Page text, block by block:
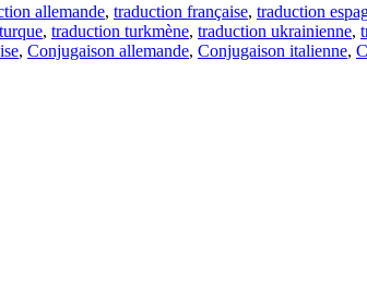
allemande, traduction française, traduction
, traduction turkmène, traduction ukrainienne,
, Conjugaison allemande, Conjugaison italienne,